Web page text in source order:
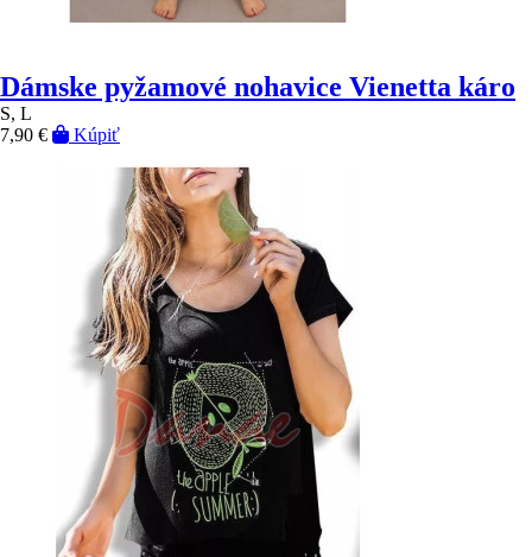
Dámske pyžamové nohavice Vienetta káro
S, L
7,90 €
Kúpiť